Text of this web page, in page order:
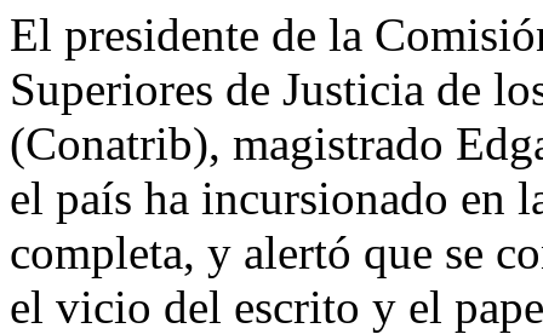
El presidente de la
Superiores de Justicia de
(Conatrib), magistrado
el país ha incursionado en
completa, y alertó que se
el vicio del escrito y el